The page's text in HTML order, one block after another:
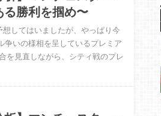
る勝利を掴め〜
してはいましたが、やっぱり今
争いの様相を呈しているプレミア
を見直しながら、シティ戦のプレ